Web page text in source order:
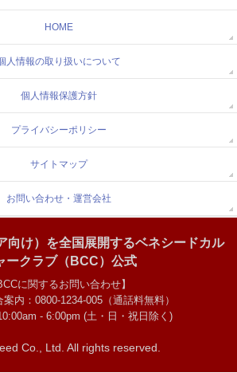
HOME
人情報の取り扱いについて
個人情報保護方針
プライバシーポリシー
サイトマップ
お問い合わせ・運営会社
向け）を全国展開するベネシードカル
ークラブ（BCC）公式
に関するお問い合わせ】
案内：0800-1234-005（通話料無料）
- 6:00pm (土・日・祝日除く)
Co., Ltd. All rights reserved.